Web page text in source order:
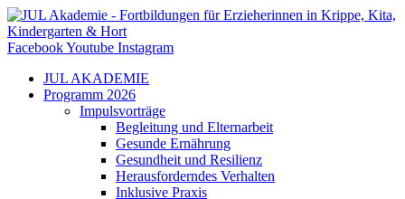
Zum
Inhalt
springen
FacebookYoutube Instagram
JUL AKADEMIE
Programm 2026
Impulsvorträge
Begleitung und Elternarbeit
Gesunde Ernährung
Gesundheit und Resilienz
Herausforderndes Verhalten
Inklusive Praxis